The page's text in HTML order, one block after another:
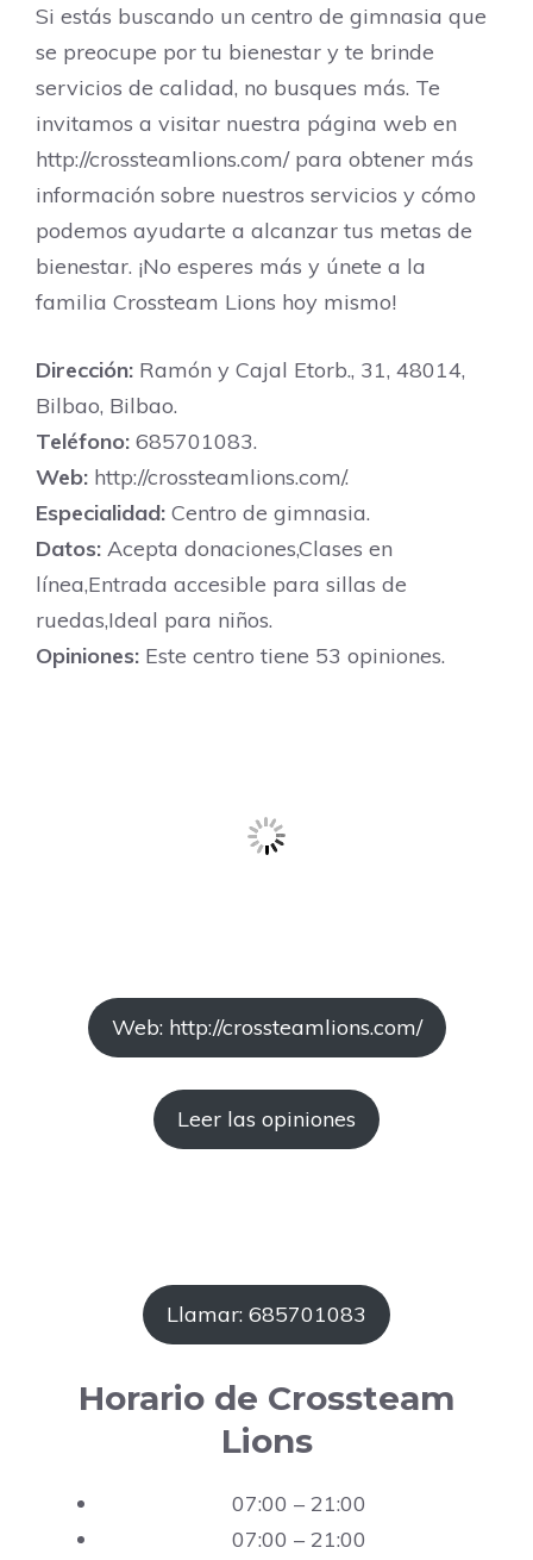
Si estás buscando un centro de gimnasia que
se preocupe por tu bienestar y te brinde
servicios de calidad, no busques más. Te
invitamos a visitar nuestra página web en
http://crossteamlions.com/ para obtener más
información sobre nuestros servicios y cómo
podemos ayudarte a alcanzar tus metas de
bienestar. ¡No esperes más y únete a la
familia Crossteam Lions hoy mismo!
Dirección: Ramón y Cajal Etorb., 31, 48014,
Bilbao, Bilbao.
Teléfono: 685701083.
Web: http://crossteamlions.com/.
Especialidad: Centro de gimnasia.
Datos: Acepta donaciones,Clases en
línea,Entrada accesible para sillas de
ruedas,Ideal para niños.
Opiniones: Este centro tiene 53 opiniones.
Web: http://crossteamlions.com/
Leer las opiniones
Llamar: 685701083
Horario de Crossteam
Lions
07:00 – 21:00
07:00 – 21:00